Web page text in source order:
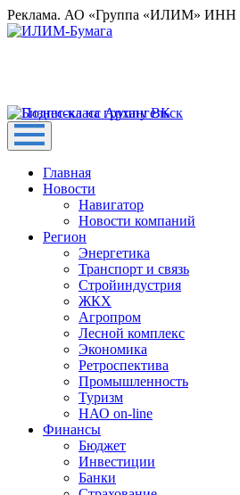
Реклама. АО «Группа «ИЛИМ» ИНН
Главная
Новости
Навигатор
Новости компаний
Регион
Энергетика
Транспорт и связь
Стройиндустрия
ЖКХ
Агропром
Лесной комплекс
Экономика
Ретроспектива
Промышленность
Туризм
НАО on-line
Финансы
Бюджет
Инвестиции
Банки